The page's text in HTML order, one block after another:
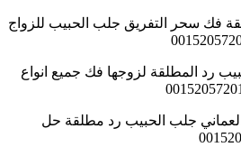
فك سحر التفريق جلب الحبيب للزواج
رد المطلقة لزوجها فك جميع انواع
جلب الحبيب رد مطلقة حل